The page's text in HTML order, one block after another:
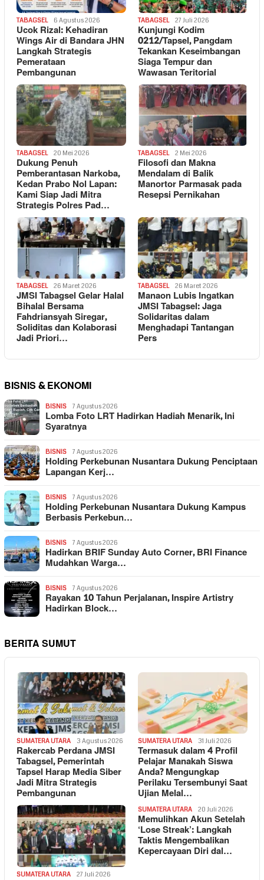
TABAGSEL 6 Agustus 2026
Ucok Rizal: Kehadiran
Wings Air di Bandara JHN
Langkah Strategis
Pemerataan
Pembangunan
TABAGSEL 27 Juli 2026
Kunjungi Kodim
0212/Tapsel, Pangdam
Tekankan Keseimbangan
Siaga Tempur dan
Wawasan Teritorial
TABAGSEL 20 Mei 2026
Dukung Penuh
Pemberantasan Narkoba,
Kedan Prabo Nol Lapan:
Kami Siap Jadi Mitra
Strategis Polres Pad…
TABAGSEL 2 Mei 2026
Filosofi dan Makna
Mendalam di Balik
Manortor Parmasak pada
Resepsi Pernikahan
TABAGSEL 26 Maret 2026
JMSI Tabagsel Gelar Halal
Bihalal Bersama
Fahdriansyah Siregar,
Soliditas dan Kolaborasi
Jadi Priori…
TABAGSEL 26 Maret 2026
Manaon Lubis Ingatkan
JMSI Tabagsel: Jaga
Solidaritas dalam
Menghadapi Tantangan
Pers
BISNIS & EKONOMI
BISNIS 7 Agustus 2026
Lomba Foto LRT Hadirkan Hadiah Menarik, Ini
Syaratnya
BISNIS 7 Agustus 2026
Holding Perkebunan Nusantara Dukung Penciptaan
Lapangan Kerj…
BISNIS 7 Agustus 2026
Holding Perkebunan Nusantara Dukung Kampus
Berbasis Perkebun…
BISNIS 7 Agustus 2026
Hadirkan BRIF Sunday Auto Corner, BRI Finance
Mudahkan Warga…
BISNIS 7 Agustus 2026
Rayakan 10 Tahun Perjalanan, Inspire Artistry
Hadirkan Block…
BERITA SUMUT
SUMATERA UTARA 3 Agustus 2026
Rakercab Perdana JMSI
Tabagsel, Pemerintah
Tapsel Harap Media Siber
Jadi Mitra Strategis
Pembangunan
SUMATERA UTARA 31 Juli 2026
Termasuk dalam 4 Profil
Pelajar Manakah Siswa
Anda? Mengungkap
Perilaku Tersembunyi Saat
Ujian Melal…
SUMATERA UTARA 27 Juli 2026
SUMATERA UTARA 20 Juli 2026
Memulihkan Akun Setelah
‘Lose Streak’: Langkah
Taktis Mengembalikan
Kepercayaan Diri dal…